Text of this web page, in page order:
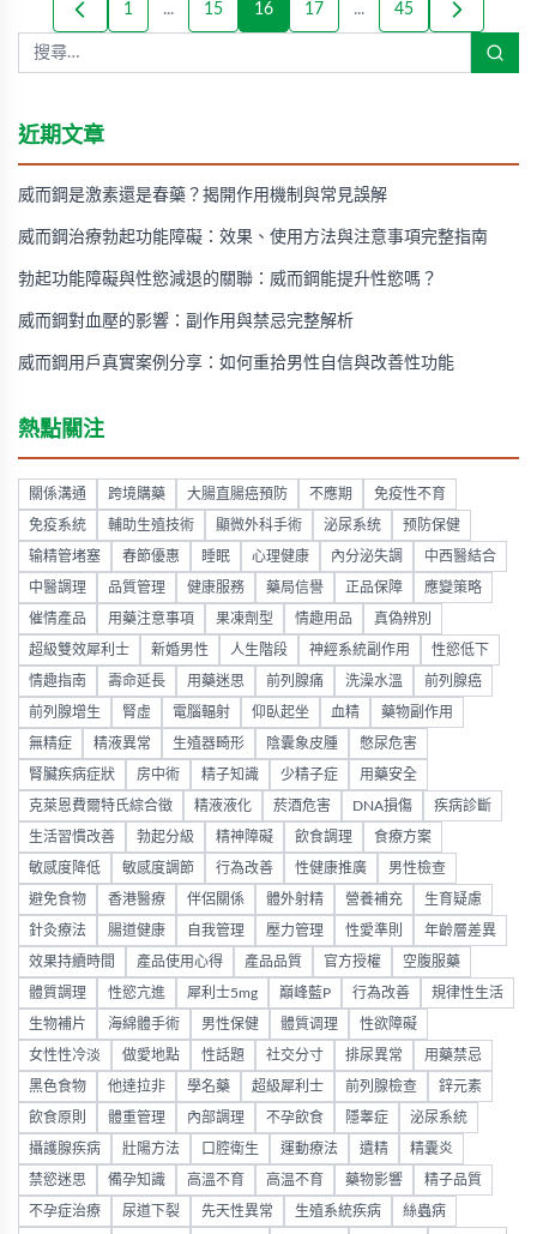
1 ... 15 16 17 ... 45
近期文章
威而鋼是激素還是春藥？揭開作用機制與常見誤解
威而鋼治療勃起功能障礙：效果、使用方法與注意事項完整指南
勃起功能障礙與性慾減退的關聯：威而鋼能提升性慾嗎？
威而鋼對血壓的影響：副作用與禁忌完整解析
威而鋼用戶真實案例分享：如何重拾男性自信與改善性功能
熱點關注
關係溝通 跨境購藥 大腸直腸癌預防 不應期 免疫性不育
免疫系統 輔助生殖技術 顯微外科手術 泌尿系统 预防保健
输精管堵塞 春節優惠 睡眠 心理健康 內分泌失調 中西醫結合
中醫調理 品質管理 健康服務 藥局信譽 正品保障 應變策略
催情產品 用藥注意事項 果凍劑型 情趣用品 真偽辨別
超級雙效犀利士 新婚男性 人生階段 神經系統副作用 性慾低下
情趣指南 壽命延長 用藥迷思 前列腺痛 洗澡水溫 前列腺癌
前列腺增生 腎虛 電腦輻射 仰臥起坐 血精 藥物副作用
無精症 精液異常 生殖器畸形 陰囊象皮腫 憋尿危害
腎臟疾病症狀 房中術 精子知識 少精子症 用藥安全
克萊恩費爾特氏綜合徵 精液液化 菸酒危害 DNA損傷 疾病診斷
生活習慣改善 勃起分級 精神障礙 飲食調理 食療方案
敏感度降低 敏感度調節 行為改善 性健康推廣 男性檢查
避免食物 香港醫療 伴侶關係 體外射精 營養補充 生育疑慮
針灸療法 腸道健康 自我管理 壓力管理 性愛準則 年齡層差異
效果持續時間 產品使用心得 產品品質 官方授權 空腹服藥
體質調理 性慾亢進 犀利士5mg 巔峰藍P 行為改善 規律性生活
生物補片 海綿體手術 男性保健 體質调理 性欲障礙
女性性冷淡 做愛地點 性話題 社交分寸 排尿異常 用藥禁忌
黑色食物 他達拉非 學名藥 超級犀利士 前列腺檢查 鋅元素
飲食原則 體重管理 內部調理 不孕飲食 隱睾症 泌尿系統
攝護腺疾病 壯陽方法 口腔衛生 運動療法 遺精 精囊炎
禁慾迷思 備孕知識 高溫不育 高温不育 藥物影響 精子品質
不孕症治療 尿道下裂 先天性異常 生殖系統疾病 絲蟲病